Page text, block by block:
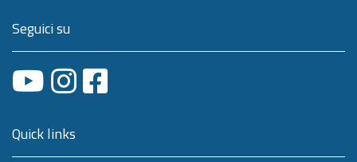
Seguici su
Quick links